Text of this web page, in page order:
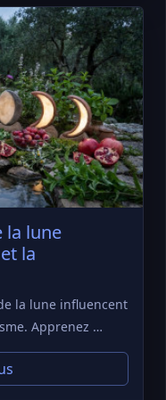
la lune
la
la lune influencent
Apprenez …